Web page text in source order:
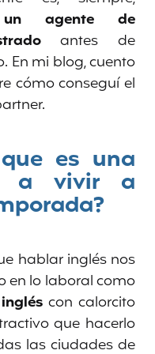
agente de
antes de
En mi blog, cuento
cómo conseguí el
es una
a vivir a
hablar inglés nos
en lo laboral como
con calorcito
que hacerlo
las ciudades de